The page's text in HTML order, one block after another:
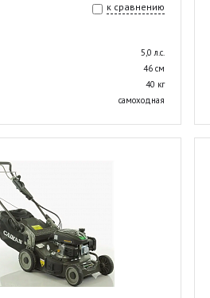
к сравнению
5,0 л.с.
46 см
40 кг
самоходная